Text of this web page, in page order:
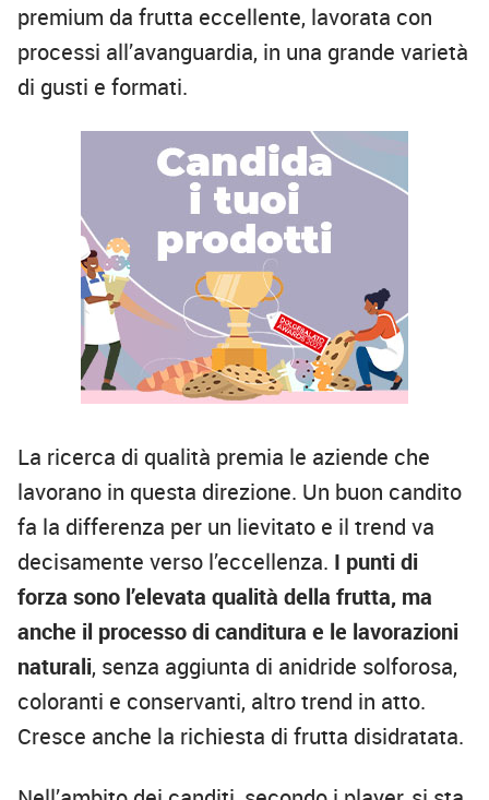
premium da frutta eccellente, lavorata con
processi all’avanguardia, in una grande varietà
di gusti e formati.
La ricerca di qualità premia le aziende che
lavorano in questa direzione. Un buon candito
fa la differenza per un lievitato e il trend va
decisamente verso l’eccellenza. I punti di
forza sono l’elevata qualità della frutta, ma
anche il processo di canditura e le lavorazioni
naturali, senza aggiunta di anidride solforosa,
coloranti e conservanti, altro trend in atto.
Cresce anche la richiesta di frutta disidratata.